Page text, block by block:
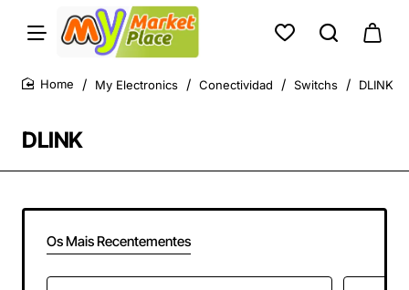
DLINK
My Electronics Conectividad Switchs DLINK
Os Mais Recentementes